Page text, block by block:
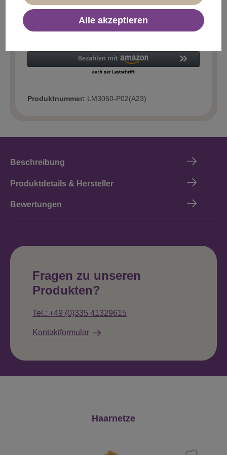
In den Warenkorb
Produktnummer: LM3050-P02(A23)
Beschreibung
Produktdetails & Hersteller
Bewertungen
Fragen zu unseren
Produkten?
Tel.: +49 (0)335 41329615
Kontaktformular
Produktgalerie überspringen
Haarnetze
Alle akzeptieren